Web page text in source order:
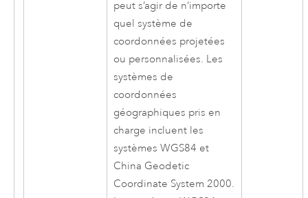
peut s’agir de n’importe
quel système de
coordonnées projetées
ou personnalisées. Les
systèmes de
coordonnées
géographiques pris en
charge incluent les
systèmes WGS84 et
China Geodetic
Coordinate System 2000.